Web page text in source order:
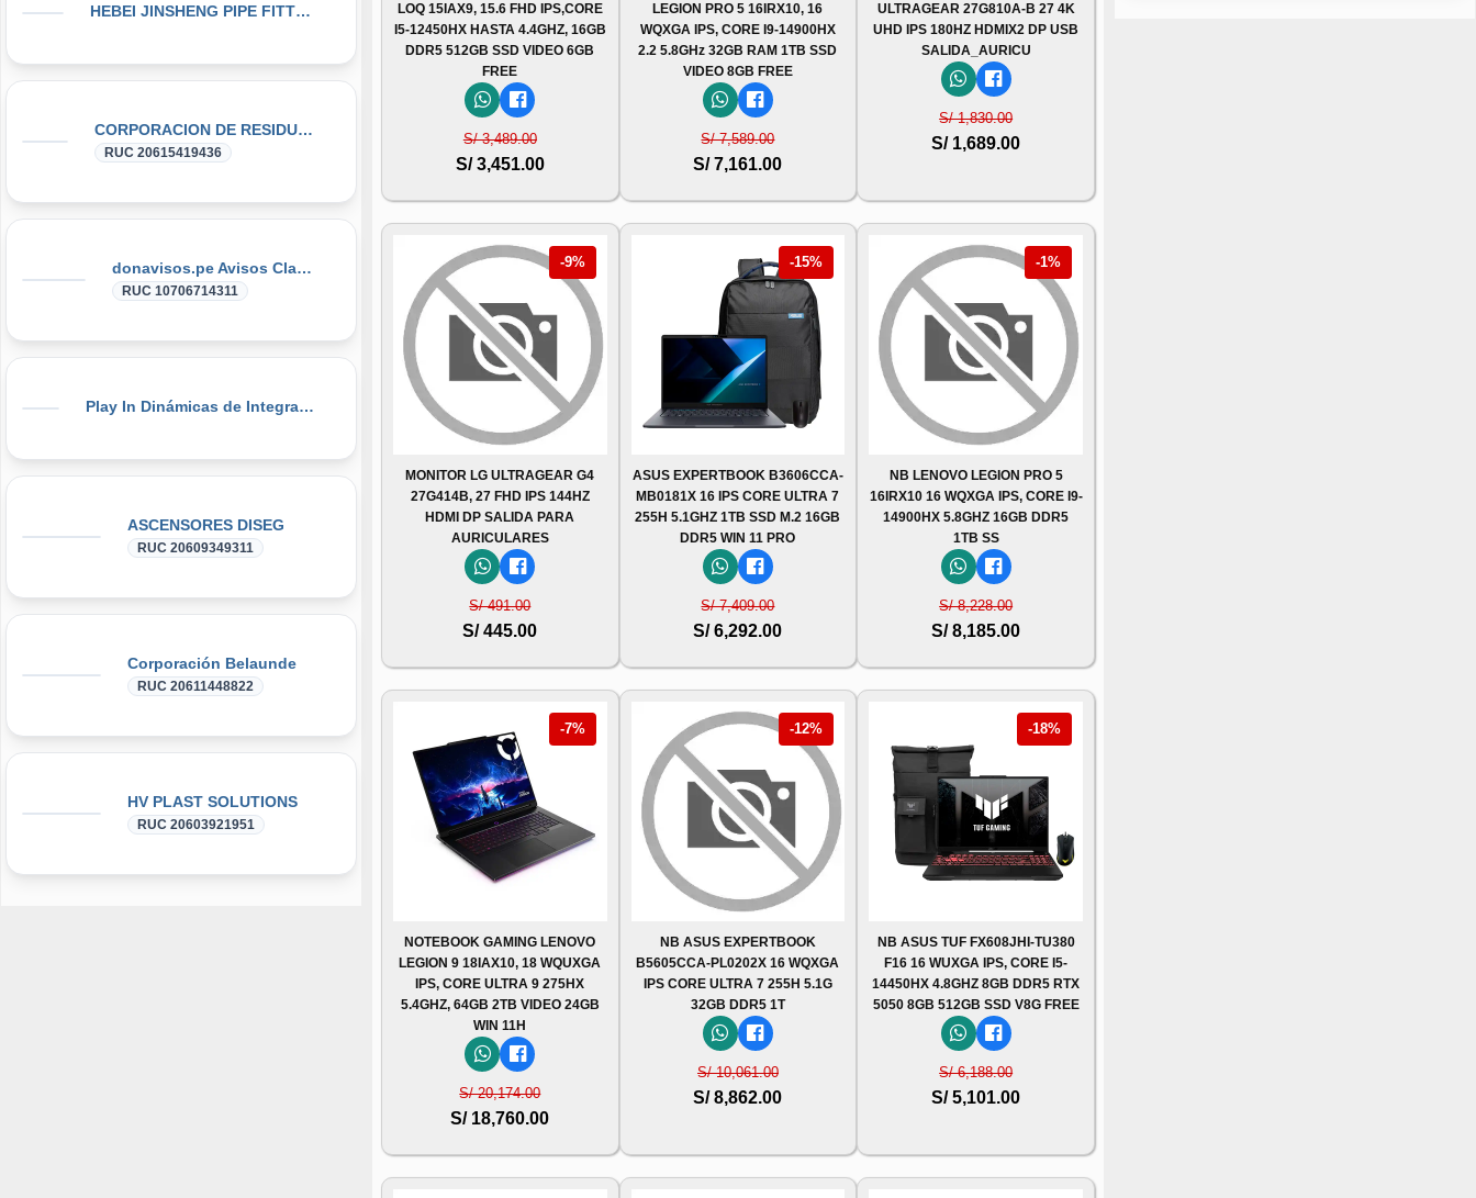
HEBEI JINSHENG PIPE FITTING MANUFACTURING CO., LT
CORPORACION DE RESIDUOS SEGOVIA.PERU SAC
RUC 20615419436
donavisos.pe Avisos Clasificados
RUC 10706714311
Play In Dinámicas de Integración, Gymkanas, Eventos Corporativos
ASCENSORES DISEG
RUC 20609349311
Corporación Belaunde
RUC 20611448822
HV PLAST SOLUTIONS
RUC 20603921951
LOQ 15IAX9, 15.6 FHD IPS,CORE
I5-12450HX HASTA 4.4GHZ, 16GB
DDR5 512GB SSD VIDEO 6GB
FREE
S/ 3,489.00
S/ 3,451.00
LEGION PRO 5 16IRX10, 16
WQXGA IPS, CORE I9-14900HX
2.2 5.8GHz 32GB RAM 1TB SSD
VIDEO 8GB FREE
S/ 7,589.00
S/ 7,161.00
ULTRAGEAR 27G810A-B 27 4K
UHD IPS 180HZ HDMIX2 DP USB
SALIDA_AURICU
S/ 1,830.00
S/ 1,689.00
-9%
MONITOR LG ULTRAGEAR G4
27G414B, 27 FHD IPS 144HZ
HDMI DP SALIDA PARA
AURICULARES
S/ 491.00
S/ 445.00
-15%
ASUS EXPERTBOOK B3606CCA-
MB0181X 16 IPS CORE ULTRA 7
255H 5.1GHZ 1TB SSD M.2 16GB
DDR5 WIN 11 PRO
S/ 7,409.00
S/ 6,292.00
-1%
NB LENOVO LEGION PRO 5
16IRX10 16 WQXGA IPS, CORE I9-
14900HX 5.8GHZ 16GB DDR5
1TB SS
S/ 8,228.00
S/ 8,185.00
-7%
NOTEBOOK GAMING LENOVO
LEGION 9 18IAX10, 18 WQUXGA
IPS, CORE ULTRA 9 275HX
5.4GHZ, 64GB 2TB VIDEO 24GB
WIN 11H
S/ 20,174.00
S/ 18,760.00
-12%
NB ASUS EXPERTBOOK
B5605CCA-PL0202X 16 WQXGA
IPS CORE ULTRA 7 255H 5.1G
32GB DDR5 1T
S/ 10,061.00
S/ 8,862.00
-18%
NB ASUS TUF FX608JHI-TU380
F16 16 WUXGA IPS, CORE I5-
14450HX 4.8GHZ 8GB DDR5 RTX
5050 8GB 512GB SSD V8G FREE
S/ 6,188.00
S/ 5,101.00